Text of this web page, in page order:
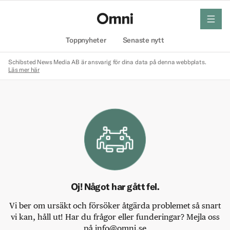
Toppnyheter Senaste nytt
meny
Schibsted News Media AB är ansvarig för dina data på denna webbplats.
Läs mer här
Oj! Något har gått fel.
Vi ber om ursäkt och försöker åtgärda problemet så snart
vi kan, håll ut! Har du frågor eller funderingar? Mejla oss